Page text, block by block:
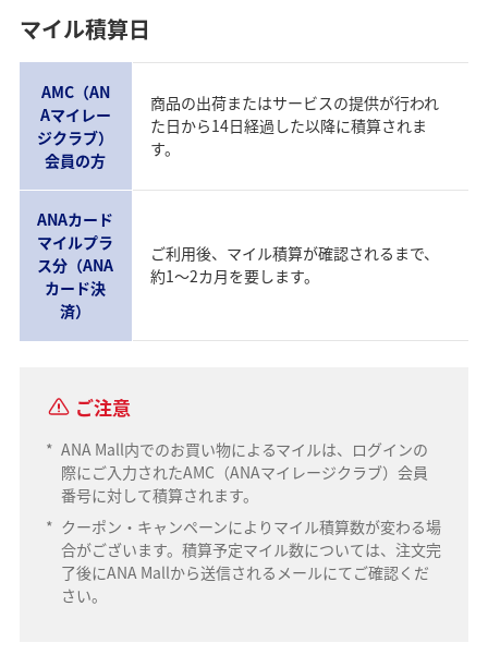
マイル積算日
AMC（AN
Aマイレー
ジクラブ）
会員の方
商品の出荷またはサービスの提供が行われ
た日から14日経過した以降に積算されま
す。
ANAカード
マイルプラ
ス分（ANA
カード決
済）
ご利用後、マイル積算が確認されるまで、
約1～2カ月を要します。
ご注意
* ANA Mall内でのお買い物によるマイルは、ログインの
際にご入力されたAMC（ANAマイレージクラブ）会員
番号に対して積算されます。
* クーポン・キャンペーンによりマイル積算数が変わる場
合がございます。積算予定マイル数については、注文完
了後にANA Mallから送信されるメールにてご確認くだ
さい。